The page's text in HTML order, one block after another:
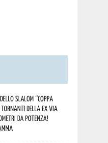
slalom “Coppa
tornanti della ex via
da Potenza!